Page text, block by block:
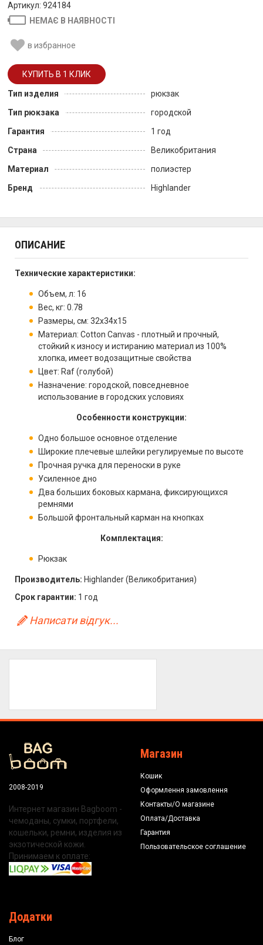
Артикул: 924184
НЕМАЄ В НАЯВНОСТІ
в избранное
Тип изделия
рюкзак
Тип рюкзака
городской
Гарантия
1 год
Страна
Великобритания
Материал
полиэстер
Бренд
Highlander
ОПИСАНИЕ
Технические характеристики:
Объем, л: 16
Вес, кг: 0.78
Размеры, см: 32х34х15
Материал: Cotton Canvas - плотный и прочный,
стойкий к износу и истиранию материал из 100%
хлопка, имеет водозащитные свойства
Цвет: Raf (голубой)
Назначение: городской, повседневное
использование в городских условиях
Особенности конструкции:
Одно большое основное отделение
Широкие плечевые шлейки регулируемые по высоте
Прочная ручка для переноски в руке
Усиленное дно
Два больших боковых кармана, фиксирующихся
ремнями
Большой фронтальный карман на кнопках
Комплектация:
Рюкзак
Производитель: Highlander (Великобритания)
Срок гарантии: 1 год
Написати відгук...
2008-2019
Интернет магазин Bagboom -
чемоданы, сумки, портфели,
кошельки, ремни, изделия из
экзотической кожи.
Принимаем к оплате:
Магазин
Кошик
Оформлення замовлення
Контакты/О магазине
Оплата/Доставка
Гарантия
Пользовательское соглашение
Додатки
Блог